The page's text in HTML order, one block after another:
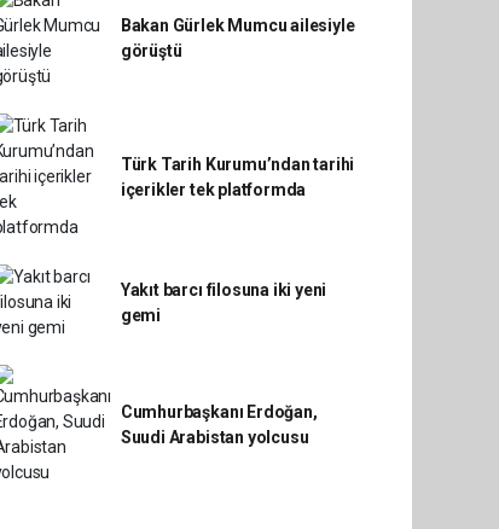
Bakan Gürlek Mumcu ailesiyle
görüştü
Türk Tarih Kurumu’ndan tarihi
içerikler tek platformda
Yakıt barcı filosuna iki yeni
gemi
Cumhurbaşkanı Erdoğan,
Suudi Arabistan yolcusu